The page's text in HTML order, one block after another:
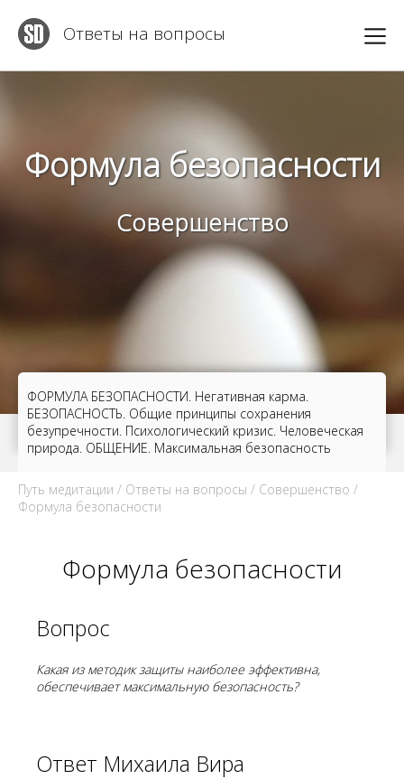
Ответы на вопросы
Формула безопасности
Совершенство
ФОРМУЛА БЕЗОПАСНОСТИ. Негативная карма.
БЕЗОПАСНОСТЬ. Общие принципы сохранения
безупречности. Психологический кризис. Человеческая
природа. ОБЩЕНИЕ. Максимальная безопасность
Путь медитации / Ответы на вопросы / Совершенство /
Формула безопасности
Формула безопасности
Вопрос
Какая из методик защиты наиболее эффективна,
обеспечивает максимальную безопасность?
Ответ Михаила Вира